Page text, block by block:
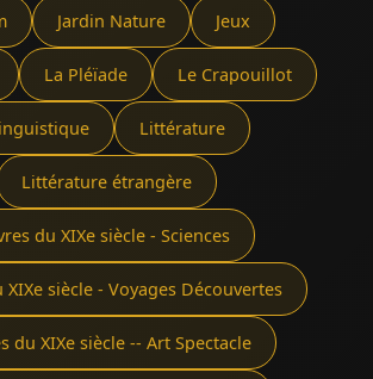
Jardin Nature Jeux
La Pléïade Le Crapouillot
Littérature
Littérature étrangère
du XIXe siècle - Sciences
XIXe siècle - Voyages Découvertes
du XIXe siècle -- Art Spectacle